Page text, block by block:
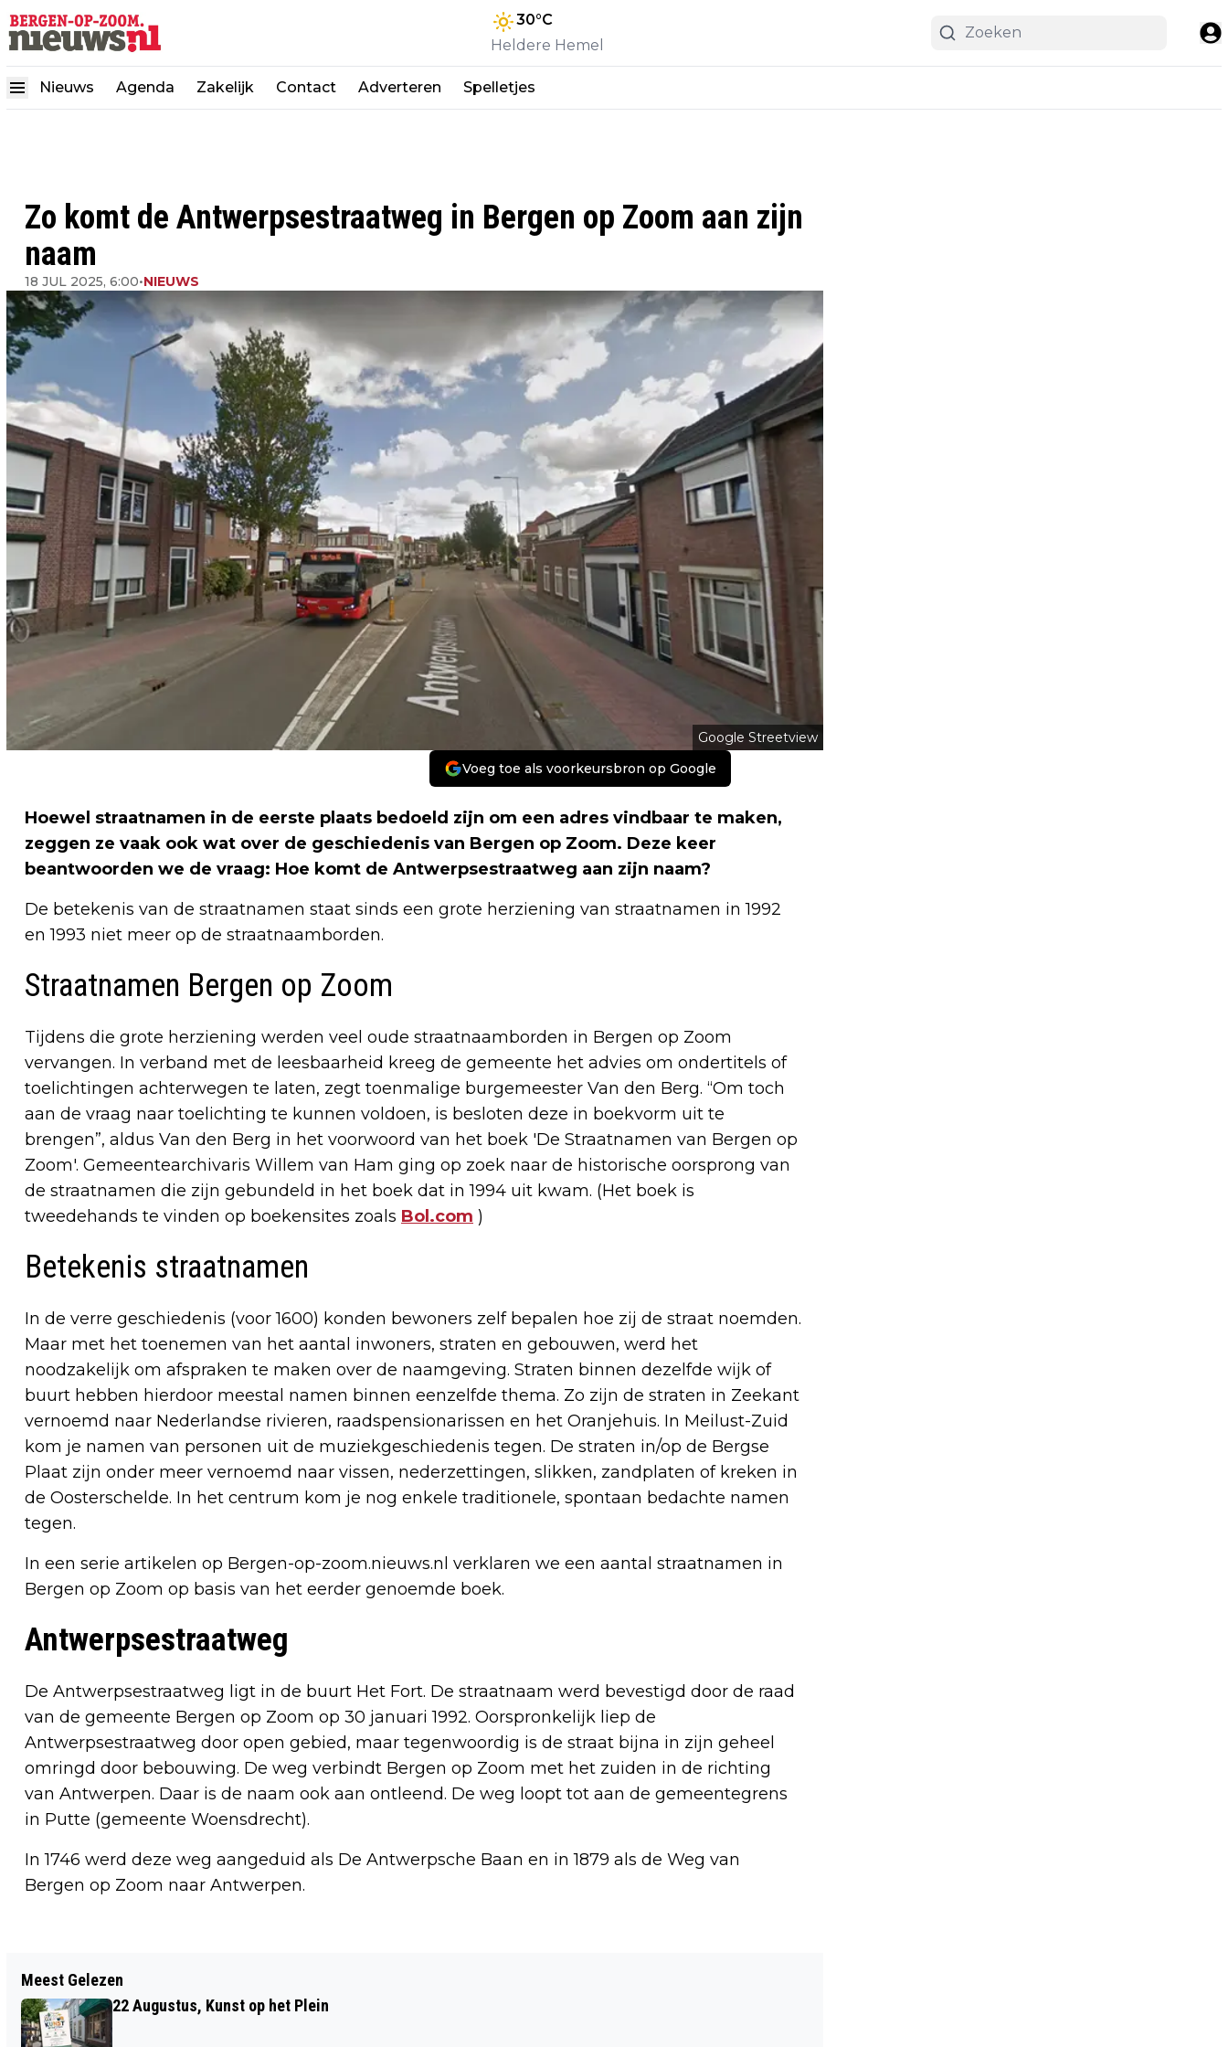
30°C
Heldere Hemel
Nieuws Agenda Zakelijk Contact Adverteren Spelletjes
Zo komt de Antwerpsestraatweg in Bergen op Zoom aan zijn
naam
18 JUL 2025, 6:00•NIEUWS
Google Streetview
Voeg toe als voorkeursbron op Google
Hoewel straatnamen in de eerste plaats bedoeld zijn om een adres vindbaar te maken,
zeggen ze vaak ook wat over de geschiedenis van Bergen op Zoom. Deze keer
beantwoorden we de vraag: Hoe komt de Antwerpsestraatweg aan zijn naam?
De betekenis van de straatnamen staat sinds een grote herziening van straatnamen in 1992
en 1993 niet meer op de straatnaamborden.
Straatnamen Bergen op Zoom
Tijdens die grote herziening werden veel oude straatnaamborden in Bergen op Zoom
vervangen. In verband met de leesbaarheid kreeg de gemeente het advies om ondertitels of
toelichtingen achterwegen te laten, zegt toenmalige burgemeester Van den Berg. “Om toch
aan de vraag naar toelichting te kunnen voldoen, is besloten deze in boekvorm uit te
brengen”, aldus Van den Berg in het voorwoord van het boek 'De Straatnamen van Bergen op
Zoom'. Gemeentearchivaris Willem van Ham ging op zoek naar de historische oorsprong van
de straatnamen die zijn gebundeld in het boek dat in 1994 uit kwam. (Het boek is
tweedehands te vinden op boekensites zoals Bol.com )
Betekenis straatnamen
In de verre geschiedenis (voor 1600) konden bewoners zelf bepalen hoe zij de straat noemden.
Maar met het toenemen van het aantal inwoners, straten en gebouwen, werd het
noodzakelijk om afspraken te maken over de naamgeving. Straten binnen dezelfde wijk of
buurt hebben hierdoor meestal namen binnen eenzelfde thema. Zo zijn de straten in Zeekant
vernoemd naar Nederlandse rivieren, raadspensionarissen en het Oranjehuis. In Meilust-Zuid
kom je namen van personen uit de muziekgeschiedenis tegen. De straten in/op de Bergse
Plaat zijn onder meer vernoemd naar vissen, nederzettingen, slikken, zandplaten of kreken in
de Oosterschelde. In het centrum kom je nog enkele traditionele, spontaan bedachte namen
tegen.
In een serie artikelen op Bergen-op-zoom.nieuws.nl verklaren we een aantal straatnamen in
Bergen op Zoom op basis van het eerder genoemde boek.
Antwerpsestraatweg
De Antwerpsestraatweg ligt in de buurt Het Fort. De straatnaam werd bevestigd door de raad
van de gemeente Bergen op Zoom op 30 januari 1992. Oorspronkelijk liep de
Antwerpsestraatweg door open gebied, maar tegenwoordig is de straat bijna in zijn geheel
omringd door bebouwing. De weg verbindt Bergen op Zoom met het zuiden in de richting
van Antwerpen. Daar is de naam ook aan ontleend. De weg loopt tot aan de gemeentegrens
in Putte (gemeente Woensdrecht).
In 1746 werd deze weg aangeduid als De Antwerpsche Baan en in 1879 als de Weg van
Bergen op Zoom naar Antwerpen.
GENIET OVERAL VAN JOUW FAVORIETE
GERECHT BIJ PIZZERIA & GRILLROOM
Meest Gelezen
22 Augustus, Kunst op het Plein